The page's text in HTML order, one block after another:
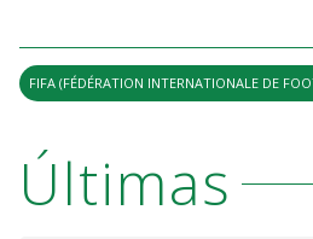
FIFA (FÉDÉRATION INTERNATIONALE DE
Últimas